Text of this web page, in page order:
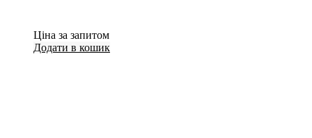
Ціна за запитом
Додати в кошик